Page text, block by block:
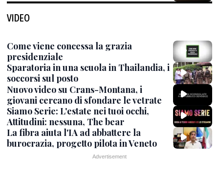
VIDEO
Come viene concessa la grazia
presidenziale
Sparatoria in una scuola in Thailandia, i
soccorsi sul posto
Nuovo video su Crans-Montana, i
giovani cercano di sfondare le vetrate
Siamo Serie: L'estate nei tuoi occhi,
Attitudini: nessuna, The bear
La fibra aiuta l'IA ad abbattere la
burocrazia, progetto pilota in Veneto